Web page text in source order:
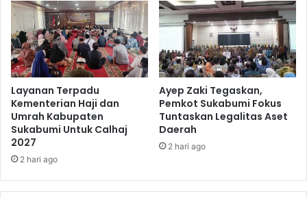
Layanan Terpadu
Kementerian Haji dan
Umrah Kabupaten
Sukabumi Untuk Calhaj
2027
2 hari ago
Ayep Zaki Tegaskan,
Pemkot Sukabumi Fokus
Tuntaskan Legalitas Aset
Daerah
2 hari ago